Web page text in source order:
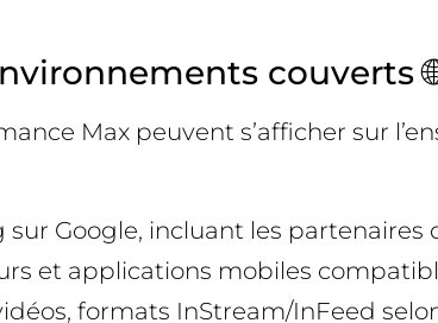
couverts
Max peuvent s’afficher sur
sur Google, incluant les partenaires
et applications mobiles
formats InStream/InFeed